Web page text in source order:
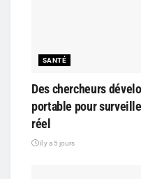
SANTÉ
Des chercheurs
portable pour
réel
il y a 5 jours